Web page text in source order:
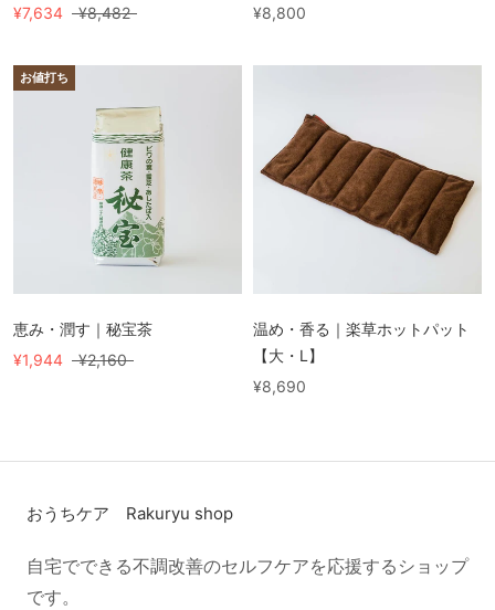
¥7,634
¥8,482
¥8,800
お値打ち
恵み・潤す｜秘宝茶
¥1,944
¥2,160
温め・香る｜楽草ホットパット
【大・L】
¥8,690
おうちケア Rakuryu shop
自宅でできる不調改善のセルフケアを応援するショップ
です。